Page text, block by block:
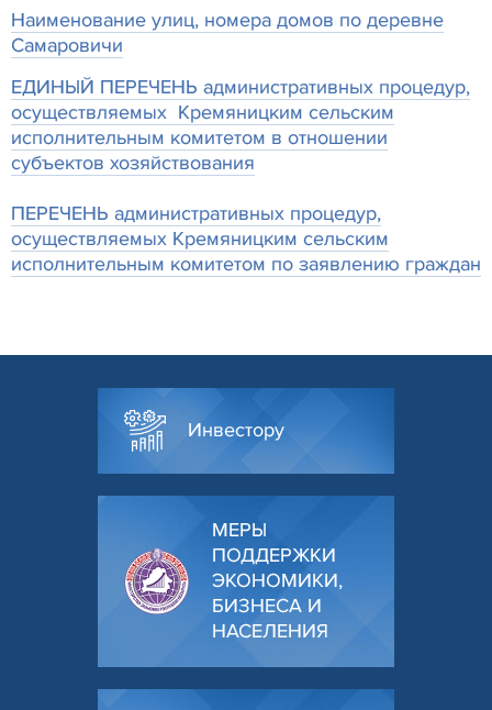
Наименование улиц, номера домов по деревне
Самаровичи
ЕДИНЫЙ ПЕРЕЧЕНЬ административных процедур,
осуществляемых Кремяницким сельским
исполнительным комитетом в отношении
субъектов хозяйствования
ПЕРЕЧЕНЬ административных процедур,
осуществляемых Кремяницким сельским
исполнительным комитетом по заявлению граждан
Инвестору
МЕРЫ
ПОДДЕРЖКИ
ЭКОНОМИКИ,
БИЗНЕСА И
НАСЕЛЕНИЯ